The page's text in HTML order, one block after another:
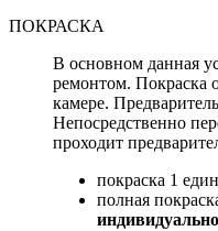
ПОКРАСКА
В основном данная
ремонтом. Покраска
камере.
Непосредственно
проходит
покраска 1
полная